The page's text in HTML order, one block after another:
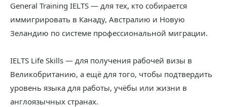
General Training IELTS — для тех, кто собирается
иммигрировать в Канаду, Австралию и Новую
Зеландию по системе профессиональной миграции.
IELTS Life Skills — для получения рабочей визы в
Великобританию, а ещё для того, чтобы подтвердить
уровень языка для работы, учёбы или жизни в
англоязычных странах.